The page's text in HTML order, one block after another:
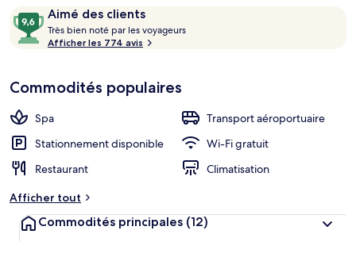
métro Jungfernstieg se trouve à 5 minutes et Station U-Bahn
Stephansplatz est à 5 minutes.
de 576 $ CA
Avis Aimé des clients
9,6
sur
10,
clients
Très bien noté par les voyageurs
i
e
n
n
é
Afficher les 774 avis
Commodités populaires
Spa
Transport aéroportuaire
Stationnement disponible
Wi-Fi gratuit
Restaurant
Climatisation
Afficher tout
Commodités principales (12)